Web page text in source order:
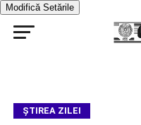
Modifică Setările
ŞTIREA ZILEI